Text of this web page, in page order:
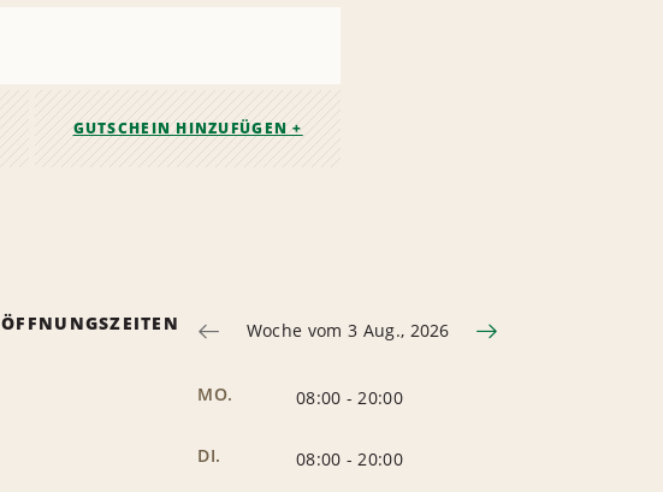
GUTSCHEIN HINZUFÜGEN +
ÖFFNUNGSZEITEN Woche vom 3 Aug., 2026
MO. 08:00 -20:00
DI. 08:00 -20:00